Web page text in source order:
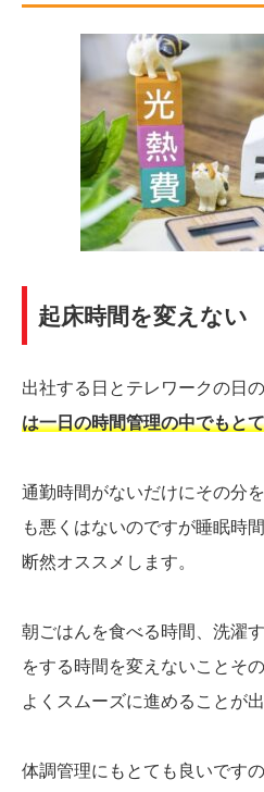
起床時間を変えない
出社する日とテレワークの日の
は一日の時間管理の中でもと
通勤時間がないだけにその分
も悪くはないのですが睡眠時
断然オススメします。
朝ごはんを食べる時間、洗濯
をする時間を変えないことそ
よくスムーズに進めることが
体調管理にもとても良いです